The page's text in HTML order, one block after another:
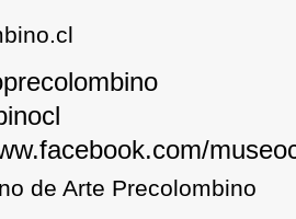
de Arte Precolombino